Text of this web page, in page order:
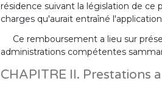
résidence suivant la législation de ce
charges qu'aurait entraîné
Ce remboursement a lieu sur
administrations compétentes
CHAPITRE II. Prestations